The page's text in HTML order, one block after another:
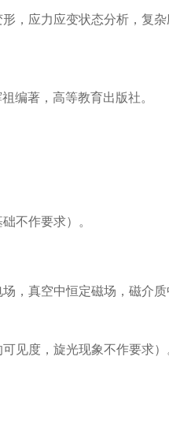
，应力应变状态分析，复
编著，高等教育出版社。
不作要求）。
，真空中恒定磁场，磁介
见度，旋光现象不作要求）